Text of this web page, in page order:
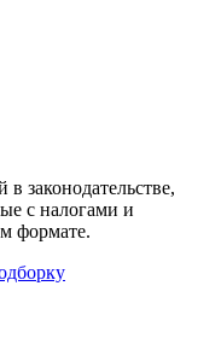
законодательстве,
с налогами и
формате.